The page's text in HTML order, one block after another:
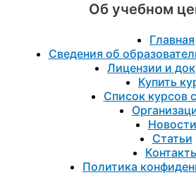
Об учебном
Главная
Сведения об
Лицензии и
Купить
Список курсов
Новости
Статьи
Политика